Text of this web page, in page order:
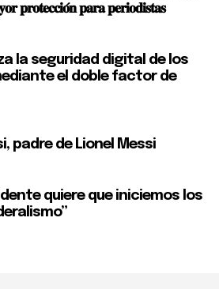
𝐩𝐫𝐨𝐭𝐞𝐜𝐜𝐢𝐨́𝐧 𝐩𝐚𝐫𝐚 𝐩𝐞𝐫𝐢𝐨𝐝𝐢𝐬𝐭𝐚𝐬
la seguridad digital de los
el doble factor de
padre de Lionel Messi
quiere que iniciemos los